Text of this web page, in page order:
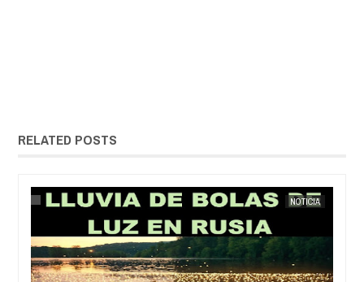
RELATED POSTS
NOTICIA
EXTRANOTIX MISTERIO